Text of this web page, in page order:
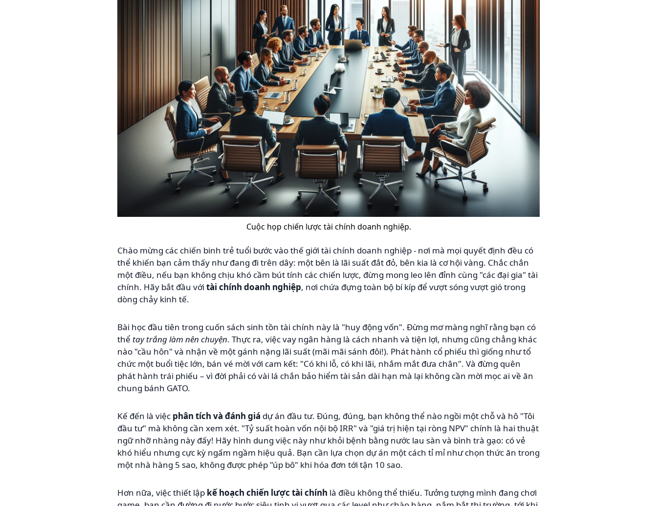
Cuộc họp chiến lược tài chính doanh nghiệp.
Chào mừng các chiến binh trẻ tuổi bước vào thế giới tài chính doanh nghiệp - nơi mà mọi quyết định đều có
thể khiến bạn cảm thấy như đang đi trên dây: một bên là lãi suất đắt đỏ, bên kia là cơ hội vàng. Chắc chắn
một điều, nếu bạn không chịu khó cầm bút tính các chiến lược, đừng mong leo lên đỉnh cùng "các đại gia" tài
chính. Hãy bắt đầu với tài chính doanh nghiệp, nơi chứa đựng toàn bộ bí kíp để vượt sóng vượt gió trong
dòng chảy kinh tế.
Bài học đầu tiên trong cuốn sách sinh tồn tài chính này là "huy động vốn". Đừng mơ màng nghĩ rằng bạn có
thể tay trắng làm nên chuyện. Thực ra, việc vay ngân hàng là cách nhanh và tiện lợi, nhưng cũng chẳng khác
nào "cầu hôn" và nhận về một gánh nặng lãi suất (mãi mãi sánh đôi!). Phát hành cổ phiếu thì giống như tổ
chức một buổi tiệc lớn, bán vé mời với cam kết: "Có khi lỗ, có khi lãi, nhắm mắt đưa chân". Và đừng quên
phát hành trái phiếu – vì đời phải có vài lá chắn bảo hiểm tài sản dài hạn mà lại không cần mời mọc ai về ăn
chung bánh GATO.
Kế đến là việc phân tích và đánh giá dự án đầu tư. Đúng, đúng, bạn không thể nào ngồi một chỗ và hô "Tôi
đầu tư" mà không cần xem xét. "Tỷ suất hoàn vốn nội bộ IRR" và "giá trị hiện tại ròng NPV" chính là hai thuật
ngữ nhỡ nhàng này đấy! Hãy hình dung việc này như khỏi bệnh bằng nước lau sàn và bình trà gạo: có vẻ
khó hiểu nhưng cực kỳ ngấm ngầm hiệu quả. Bạn cần lựa chọn dự án một cách tỉ mỉ như chọn thức ăn trong
một nhà hàng 5 sao, không được phép "úp bô" khi hóa đơn tới tận 10 sao.
Hơn nữa, việc thiết lập kế hoạch chiến lược tài chính là điều không thể thiếu. Tưởng tượng mình đang chơi